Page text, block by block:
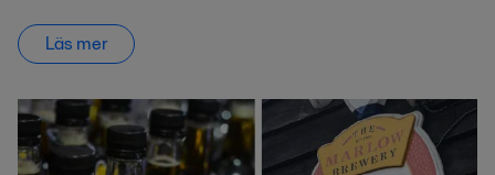
Läs mer